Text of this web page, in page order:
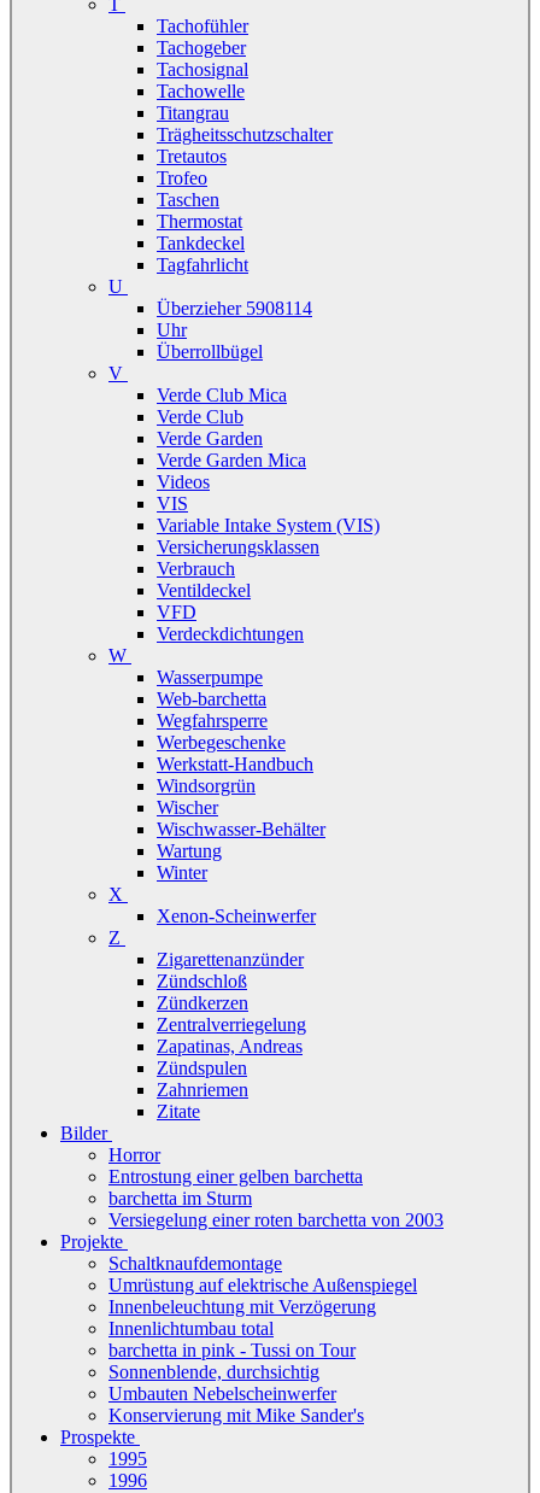
T
Tachofühler
Tachogeber
Tachosignal
Tachowelle
Titangrau
Trägheitsschutzschalter
Tretautos
Trofeo
Taschen
Thermostat
Tankdeckel
Tagfahrlicht
U
Überzieher 5908114
Uhr
Überrollbügel
V
Verde Club Mica
Verde Club
Verde Garden
Verde Garden Mica
Videos
VIS
Variable Intake System (VIS)
Versicherungsklassen
Verbrauch
Ventildeckel
VFD
Verdeckdichtungen
W
Wasserpumpe
Web-barchetta
Wegfahrsperre
Werbegeschenke
Werkstatt-Handbuch
Windsorgrün
Wischer
Wischwasser-Behälter
Wartung
Winter
X
Xenon-Scheinwerfer
Z
Zigarettenanzünder
Zündschloß
Zündkerzen
Zentralverriegelung
Zapatinas, Andreas
Zündspulen
Zahnriemen
Zitate
Bilder
Horror
Entrostung einer gelben barchetta
barchetta im Sturm
Versiegelung einer roten barchetta von 2003
Projekte
Schaltknaufdemontage
Umrüstung auf elektrische Außenspiegel
Innenbeleuchtung mit Verzögerung
Innenlichtumbau total
barchetta in pink - Tussi on Tour
Sonnenblende, durchsichtig
Umbauten Nebelscheinwerfer
Konservierung mit Mike Sander's
Prospekte
1995
1996